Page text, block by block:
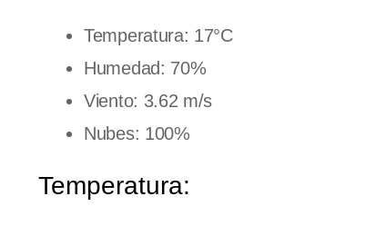
Temperatura: 17°C
Humedad: 70%
Viento: 3.62 m/s
Nubes: 100%
Temperatura: